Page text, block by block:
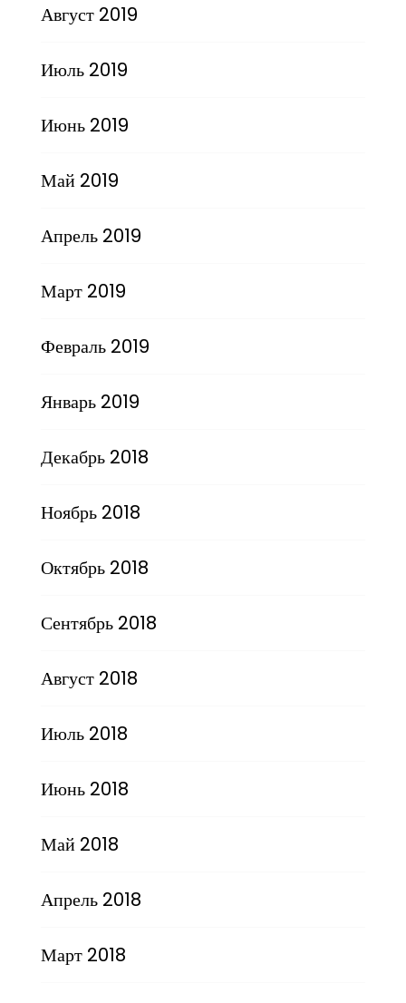
Август 2019
Июль 2019
Июнь 2019
Май 2019
Апрель 2019
Март 2019
Февраль 2019
Январь 2019
Декабрь 2018
Ноябрь 2018
Октябрь 2018
Сентябрь 2018
Август 2018
Июль 2018
Июнь 2018
Май 2018
Апрель 2018
Март 2018